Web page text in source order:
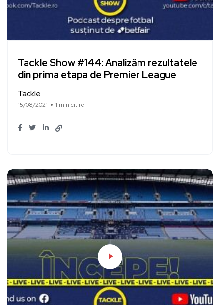
Tackle Show #144: Analizăm rezultatele
din prima etapa de Premier League
Tackle
15/08/2021 1 min citire